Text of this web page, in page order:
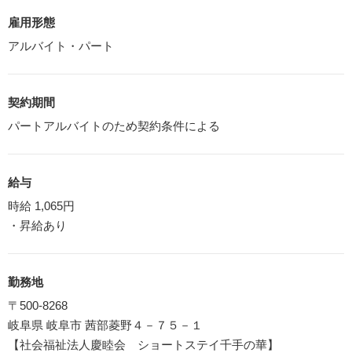
雇用形態
アルバイト・パート
契約期間
パートアルバイトのため契約条件による
給与
時給 1,065円
・昇給あり
勤務地
〒500-8268
岐阜県 岐阜市 茜部菱野４－７５－１
【社会福祉法人慶睦会 ショートステイ千手の華】